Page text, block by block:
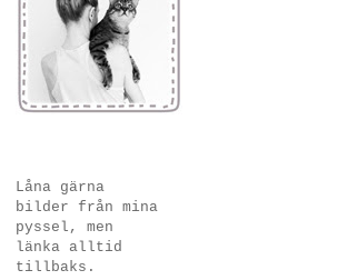
Låna gärna
bilder från mina
pyssel, men
länka alltid
tillbaks.